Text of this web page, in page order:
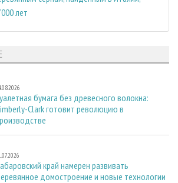
лет
бумага без древесного волокна:
Clark готовит революцию в
край намерен развивать
домостроение и новые технологии